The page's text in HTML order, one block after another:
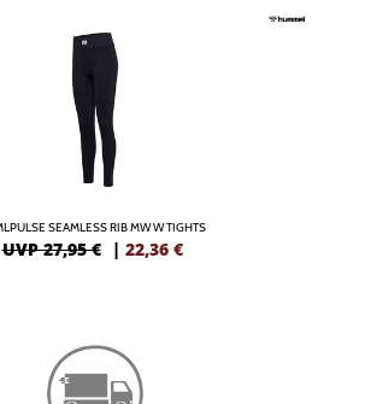
SEAMLESS RIB MW W TIGHTS
UVP 27,95 € | 22,36 €